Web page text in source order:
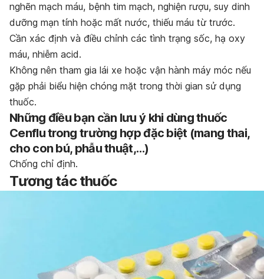
nghẽn mạch máu, bệnh tim mạch, nghiện rượu, suy dinh
dưỡng mạn tính hoặc mất nước, thiếu máu từ trước.
Cần xác định và điều chỉnh các tình trạng sốc, hạ oxy
máu, nhiễm acid.
Không nên tham gia lái xe hoặc vận hành máy móc nếu
gặp phải biểu hiện chóng mặt trong thời gian sử dụng
thuốc.
Những điều bạn cần lưu ý khi dùng thuốc
Cenflu trong trường hợp đặc biệt (mang thai,
cho con bú, phẫu thuật,…)
Chống chỉ định.
Tương tác thuốc